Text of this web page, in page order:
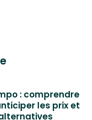
électrons sont
: comprendre
les prix et